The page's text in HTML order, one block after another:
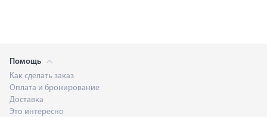
Помощь
Как сделать заказ
Оплата и бронирование
Доставка
Это интересно